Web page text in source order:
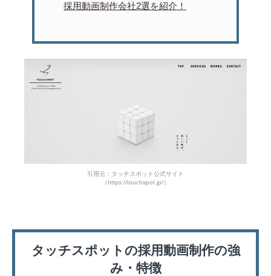
採用動画制作会社2選を紹介！
引用元：タッチスポット公式サイト
（https://touchspot.jp/）
タッチスポットの採用動画制作の強
み・特徴